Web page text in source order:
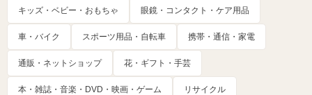
キッズ・ベビー・おもちゃ 眼鏡・コンタクト・ケア用品
車・バイク スポーツ用品・自転車 携帯・通信・家電
通販・ネットショップ 花・ギフト・手芸
本・雑誌・音楽・DVD・映画・ゲーム リサイクル